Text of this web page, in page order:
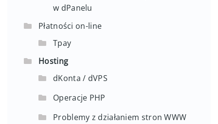
w dPanelu
Płatności on-line
Tpay
Hosting
dKonta / dVPS
Operacje PHP
Problemy z działaniem stron WWW